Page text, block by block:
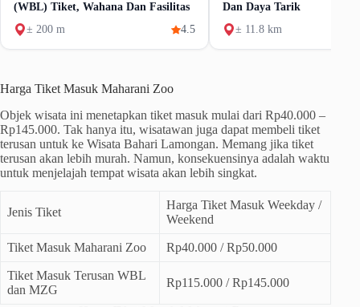
(WBL) Tiket, Wahana Dan Fasilitas
± 200 m
4.5
Dan Daya Tarik
± 11.8 km
Harga Tiket Masuk Maharani Zoo
Objek wisata ini menetapkan tiket masuk mulai dari Rp40.000 –
Rp145.000. Tak hanya itu, wisatawan juga dapat membeli tiket
terusan untuk ke Wisata Bahari Lamongan. Memang jika tiket
terusan akan lebih murah. Namun, konsekuensinya adalah waktu
untuk menjelajah tempat wisata akan lebih singkat.
Jenis Tiket
Harga Tiket Masuk Weekday /
Weekend
Tiket Masuk Maharani Zoo Rp40.000 / Rp50.000
Tiket Masuk Terusan WBL
dan MZG
Rp115.000 / Rp145.000